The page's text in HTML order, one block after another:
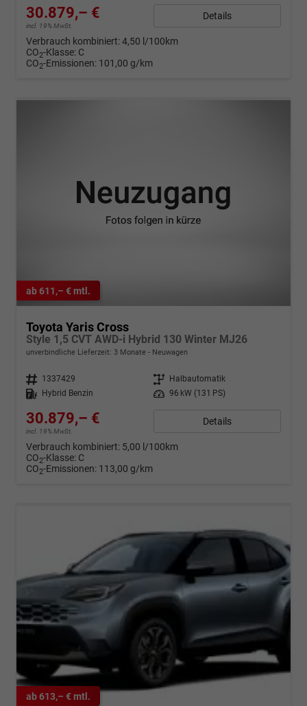
30.879,– €
incl. 19% MwSt.
Details
Verbrauch kombiniert:4,50 l/100km
CO2-Klasse: C
CO2-Emissionen: 101,00 g/km
ab 611,– € mtl.
Toyota Yaris Cross
Style 1,5 CVT AWD-i Hybrid 130 Winter MJ26
unverbindliche Lieferzeit: 3 Monate Neuwagen
Fahrzeugnr. 1337429 Getriebe
Halbautomatik
Kraftstoff
Hybrid Benzin Leistung 96 kW (131 PS)
30.879,– €
incl. 19% MwSt.
Details
Verbrauch kombiniert: 5,00 l/100km
CO2-Klasse: C
CO2-Emissionen: 113,00 g/km
ab 613,– € mtl.